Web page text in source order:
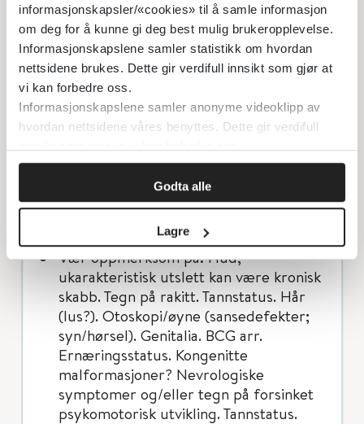
informasjonskapsler/«cookies» til å samle informasjon
om deg for å kunne gi deg best mulig brukeropplevelse.
Informasjonskapslene samler statistikk om hvordan
nettsidene brukes. Dette gir verdifull innsikt som gjør at
vi kan forbedre oss.
Informasjonskapslene samler anonyme videoklipp av
hvordan nettsidene våres benyttes. Dette gir verdifull
Godta alle
Lagre
Etter ankomst Norge: Diare
(tarmpatogene bakterier, parasitter)?
Luftveisinfeksjon (obs resistente
mikrober)? Kløende hudutslett (skabb,
bakterielle infeksjoner)?
Klinisk undersøkelse:
Vekt, høyde og hodeomkrets (føres inn
i percentilskjema)
Vanlig klinisk status.
Vær oppmerksom på: Hud;
ukarakteristisk utslett kan være kronisk
skabb. Tegn på rakitt. Tannstatus. Hår
(lus?). Otoskopi/øyne (sansedefekter;
syn/hørsel). Genitalia. BCG arr.
Ernæringsstatus. Kongenitte
malformasjoner? Nevrologiske
symptomer og/eller tegn på forsinket
psykomotorisk utvikling. Tannstatus.